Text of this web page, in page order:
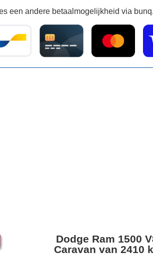
een andere betaalmogelijkheid via
Dodge Ram 1500
Caravan van 2410